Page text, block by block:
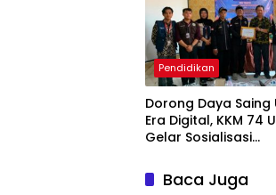
Pendidikan
Dorong Daya Saing
Era Digital, KKM 74
Gelar Sosialisasi
Berbasis
Baca Juga